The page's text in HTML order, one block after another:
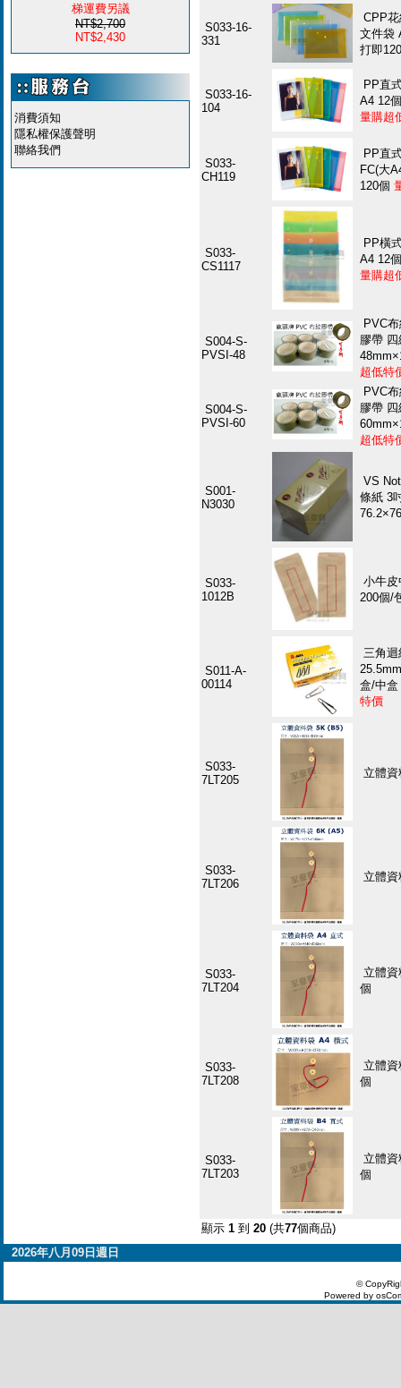
梯運費另議
NT$2,700
NT$2,430
消費須知
隱私權保護聲明
聯絡我們
S033-16-
331
CPP
文件袋
打即
S033-16-
104
PP直
A4 12
量購超
S033-
CH119
PP直
FC(大
120個
S033-
CS1117
PP橫
A4 12
量購超
S004-S-
PVSI-48
PVC
膠帶
超低特
S004-S-
PVSI-60
PVC
膠帶
超低特
S001-
N3030
VS
條紙 3
S033-
1012B
小牛
200個/
S011-A-
00114
三角
盒/中盒
特價
S033-
7LT205
立體
S033-
7LT206
立體
S033-
7LT204
立體
個
S033-
7LT208
立體
個
S033-
7LT203
立體
個
顯示 1 到 20 (共77個商品)
2026年八月09日週日
©
Powered by